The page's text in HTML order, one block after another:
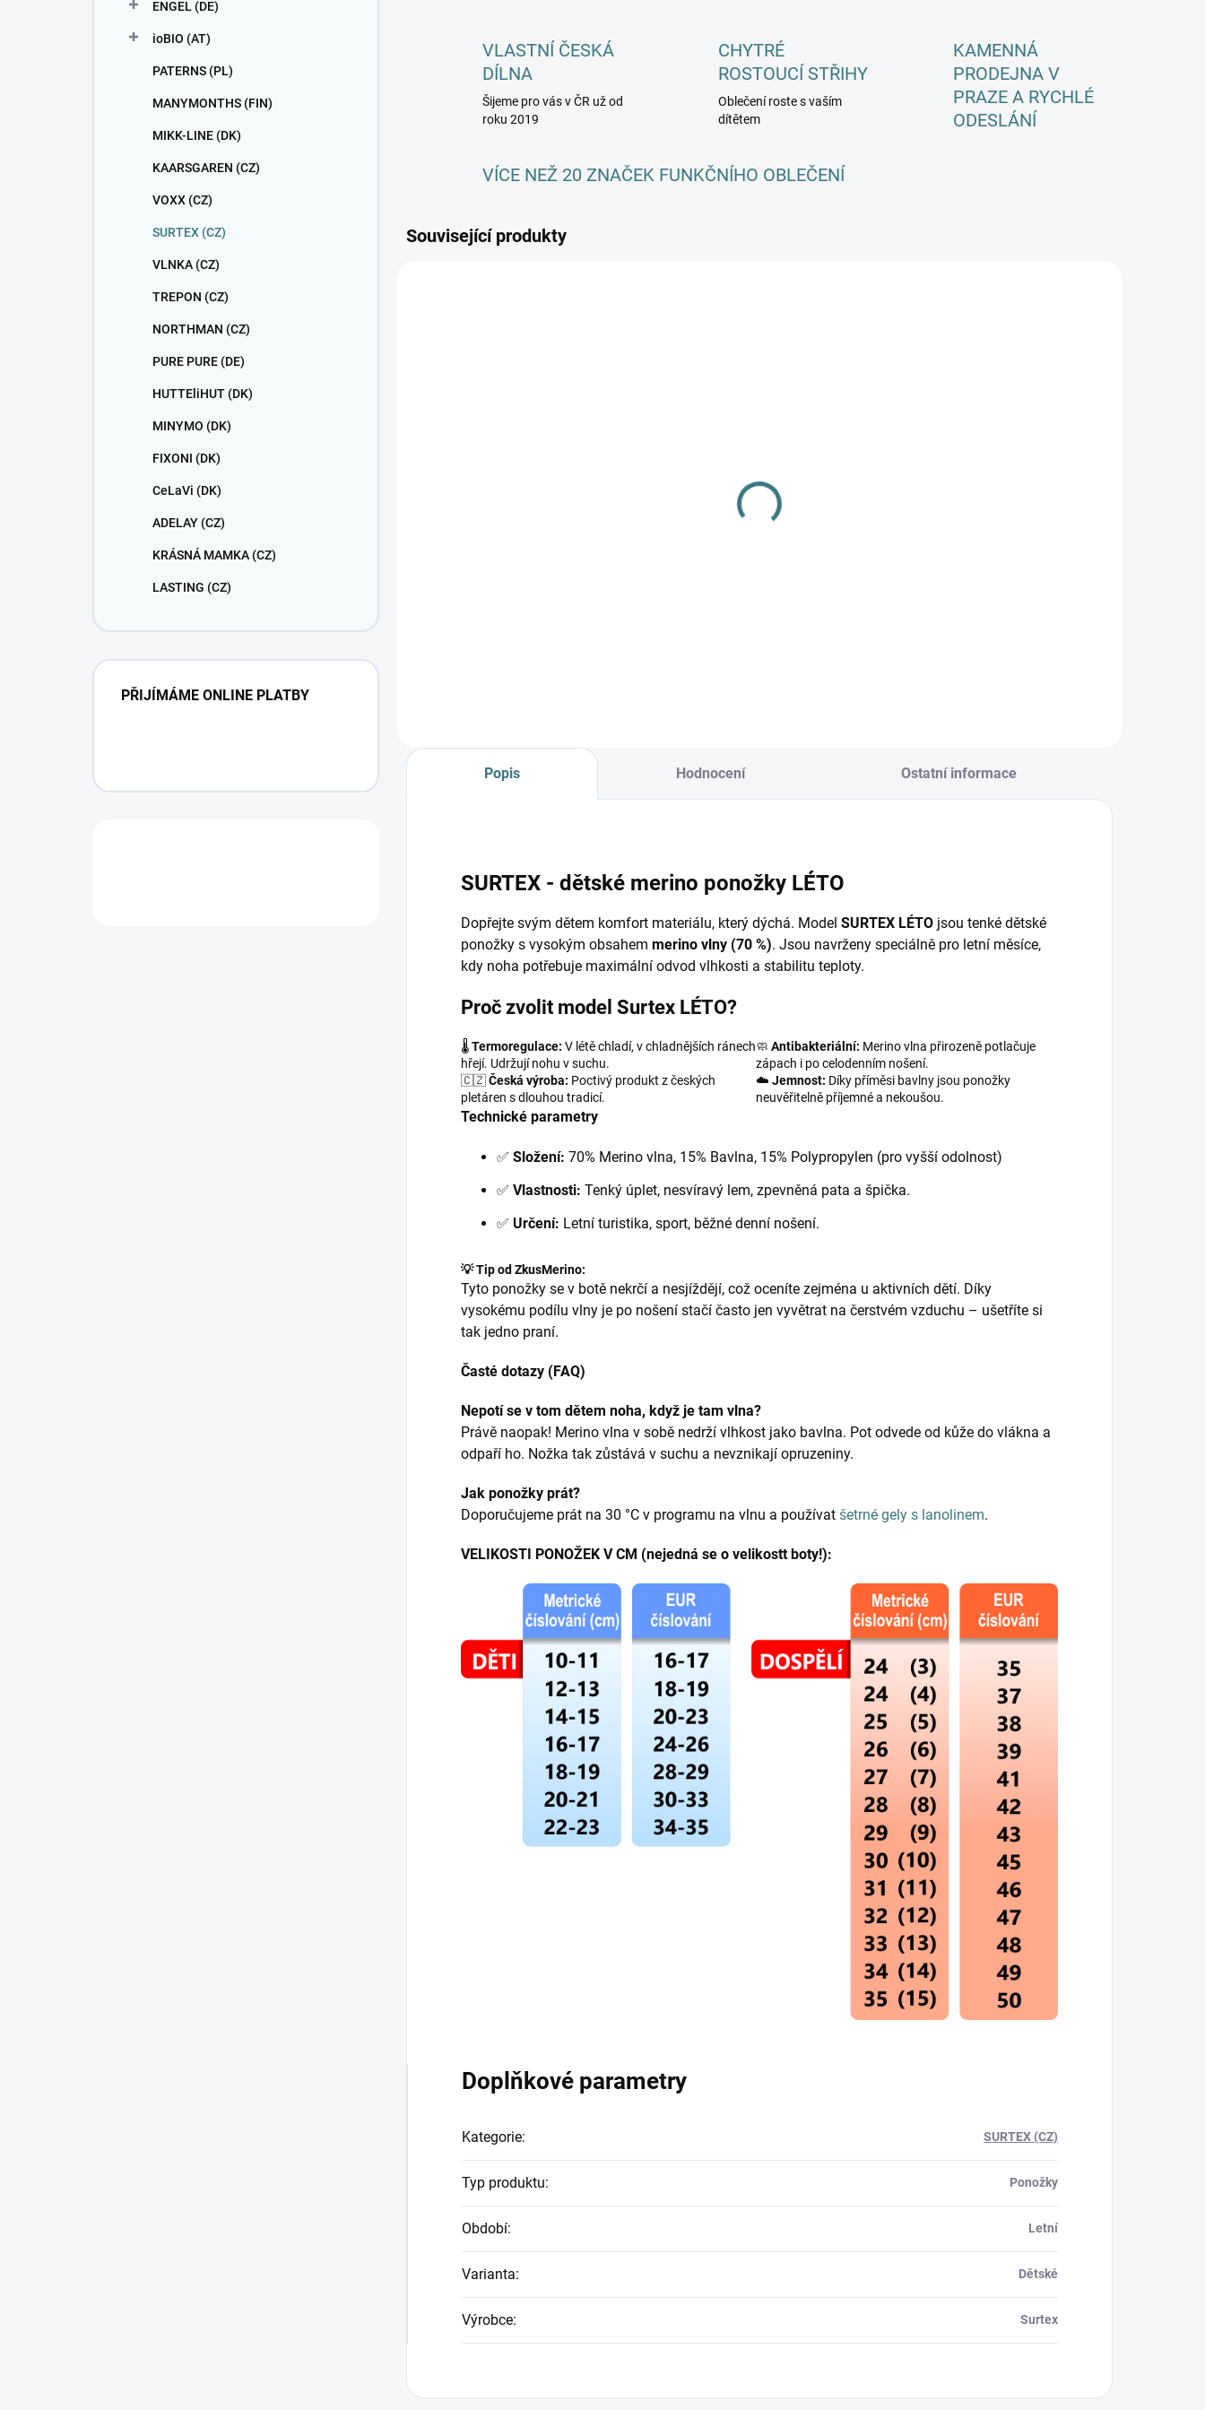
ENGEL (DE)
ioBIO (AT)
PATERNS (PL)
MANYMONTHS (FIN)
MIKK-LINE (DK)
KAARSGAREN (CZ)
VOXX (CZ)
SURTEX (CZ)
VLNKA (CZ)
TREPON (CZ)
NORTHMAN (CZ)
PURE PURE (DE)
HUTTEliHUT (DK)
MINYMO (DK)
FIXONI (DK)
CeLaVi (DK)
ADELAY (CZ)
KRÁSNÁ MAMKA (CZ)
LASTING (CZ)
PŘIJÍMÁME ONLINE PLATBY
VLASTNÍ ČESKÁ
DÍLNA
Šijeme pro vás v ČR už od
roku 2019
CHYTRÉ
ROSTOUCÍ STŘIHY
Oblečení roste s vaším
dítětem
KAMENNÁ
PRODEJNA V
PRAZE A RYCHLÉ
ODESLÁNÍ
VÍCE NEŽ 20 ZNAČEK FUNKČNÍHO OBLEČENÍ
Související produkty
hedvábí.
NeobsahujePopis Hodnocení Ostatní informace
SURTEX - dětské merino ponožky LÉTO
Dopřejte svým dětem komfort materiálu, který dýchá. Model SURTEX LÉTO jsou tenké dětské
ponožky s vysokým obsahem merino vlny (70 %). Jsou navrženy speciálně pro letní měsíce,
kdy noha potřebuje maximální odvod vlhkosti a stabilitu teploty.
Proč zvolit model Surtex LÉTO?
🌡️Termoregulace: V létě chladí, v chladnějších ránech
hřejí. Udržují nohu v suchu.
🧼 Antibakteriální: Merino vlna přirozeně potlačuje
zápach i po celodenním nošení.
🇨🇿Česká výroba: Poctivý produkt z českých
pletáren s dlouhou tradicí.
☁️ Jemnost: Díky příměsi bavlny jsou ponožky
neuvěřitelně příjemné a nekoušou.
Technické parametry
✅ Složení: 70% Merino vlna, 15% Bavlna, 15% Polypropylen (pro vyšší odolnost)
✅ Vlastnosti: Tenký úplet, nesvíravý lem, zpevněná pata a špička.
✅ Určení: Letní turistika, sport, běžné denní nošení.
💡 Tip od ZkusMerino:
Tyto ponožky se v botě nekrčí a nesjíždějí, což oceníte zejména u aktivních dětí. Díky
vysokému podílu vlny je po nošení stačí často jen vyvětrat na čerstvém vzduchu – ušetříte si
tak jedno praní.
Časté dotazy (FAQ)
Nepotí se v tom dětem noha, když je tam vlna?
Právě naopak! Merino vlna v sobě nedrží vlhkost jako bavlna. Pot odvede od kůže do vlákna a
odpaří ho. Nožka tak zůstává v suchu a nevznikají opruzeniny.
Jak ponožky prát?
Doporučujeme prát na 30 °C v programu na vlnu a používat šetrné gely s lanolinem.
VELIKOSTI PONOŽEK V CM (nejedná se o velikostt boty!):
Doplňkové parametry
Kategorie: SURTEX (CZ)
Typ produktu: Ponožky
Období: Letní
Varianta: Dětské
Výrobce: Surtex